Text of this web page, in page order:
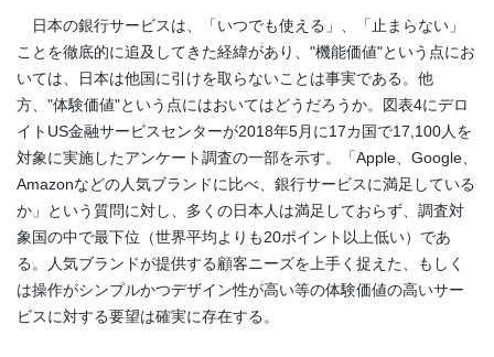
日本の銀行サービスは、「いつでも使える」、「止まらない」
ことを徹底的に追及してきた経緯があり、"機能価値"という点にお
いては、日本は他国に引けを取らないことは事実である。他
方、"体験価値"という点にはおいてはどうだろうか。図表4にデロ
イト US金融サービスセンターが2018年5月に17カ国で17,100人を
対象に実施したアンケート調査の一部を示す。「Apple Google
Amazonなどの人気ブランドに比べ、銀行サービスに満足している
か」という質問に対し、多くの日本人は満足しておらず、調査対
象国の中で最下位（世界平均よりも20ポイント以上低い）であ
る。人気ブランドが提供する顧客ニーズを上手く捉えた、もしく
は操作がシンプルかつデザイン性が高い等の体験価値の高いサー
ビスに対する要望は確実に存在する。